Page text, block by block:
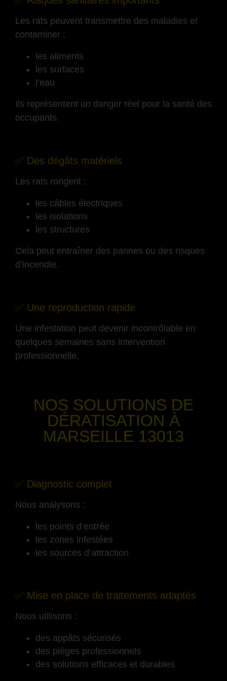
Les rats peuvent transmettre des maladies et
contaminer :
les aliments
les surfaces
l’eau
Ils représentent un danger réel pour la santé des
occupants.
✅ Des dégâts matériels
Les rats rongent :
les câbles électriques
les isolations
les structures
Cela peut entraîner des pannes ou des risques
d’incendie.
✅ Une reproduction rapide
Une infestation peut devenir incontrôlable en
quelques semaines sans intervention
professionnelle.
NOS SOLUTIONS DE
DÉRATISATION À
MARSEILLE 13013
✅ Diagnostic complet
Nous analysons :
les points d’entrée
les zones infestées
les sources d’attraction
✅ Mise en place de traitements adaptés
Nous utilisons :
des appâts sécurisés
des pièges professionnels
des solutions efficaces et durables